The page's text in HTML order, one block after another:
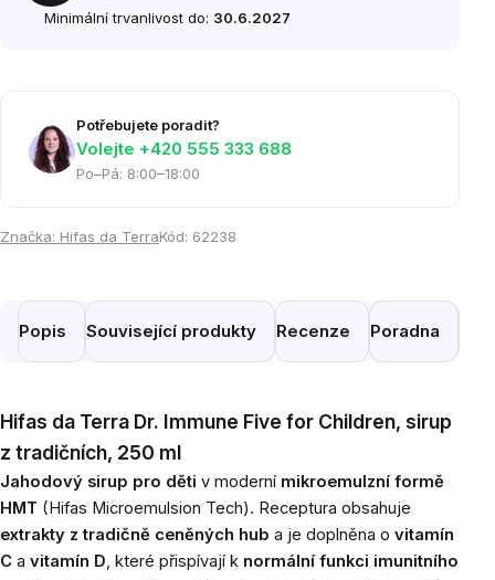
Minimální trvanlivost do: 30.6.2027
Potřebujete poradit?
Volejte ‭+420 555 333 688
Po–Pá: 8:00–18:00
Značka: Hifas da TerraKód: 62238
Popis Související produkty Recenze Poradna
Hifas da Terra Dr. Immune Five for Children, sirup
z tradičních, 250 ml
Jahodový sirup pro děti v moderní mikroemulzní formě
HMT (Hifas Microemulsion Tech). Receptura obsahuje
extrakty z tradičně ceněných hub a je doplněna o vitamín
C a vitamín D, které přispívají k normální funkci imunitního